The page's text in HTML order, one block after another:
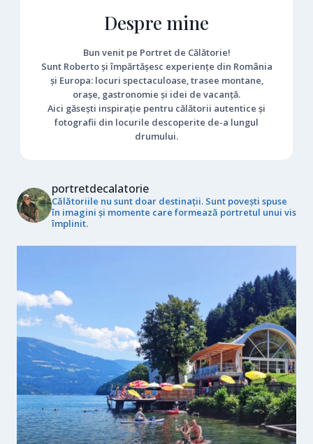
Despre mine
Bun venit pe Portret de Călătorie!
Sunt Roberto și împărtășesc experiențe din România
și Europa: locuri spectaculoase, trasee montane,
orașe, gastronomie și idei de vacanță.
Aici găsești inspirație pentru călătorii autentice și
fotografii din locurile descoperite de-a lungul
drumului.
portretdecalatorie
Călătoriile nu sunt doar destinații. Sunt povești spuse
în imagini și momente care formează portretul unui vis
împlinit.